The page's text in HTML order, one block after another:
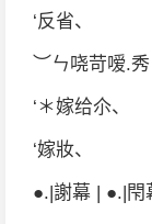
‘反省、
︶ㄣ哓苛嗳.秀
‘＊嫁给尒、
‘嫁妝、
●.|謝幕 | ●.|閇